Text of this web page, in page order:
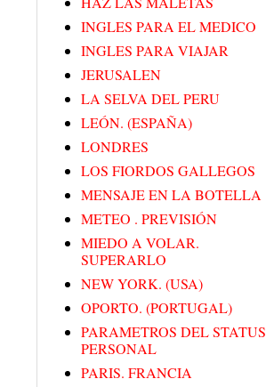
INGLES PARA EL MEDICO
INGLES PARA VIAJAR
JERUSALEN
LA SELVA DEL PERU
LEÓN. (ESPAÑA)
LONDRES
LOS FIORDOS GALLEGOS
MENSAJE EN LA BOTELLA
METEO . PREVISIÓN
MIEDO A VOLAR.
SUPERARLO
NEW YORK. (USA)
OPORTO. (PORTUGAL)
PARAMETROS DEL STATUS
PERSONAL
PARIS. FRANCIA